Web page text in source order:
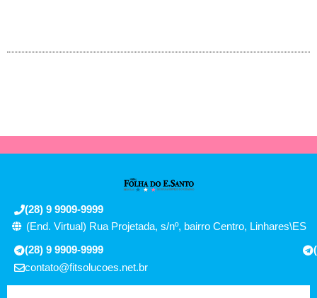
(28) 9 9909-9999
(End. Virtual) Rua Projetada, s/nº, bairro Centro, Linhares\ES
(28) 9 9909-9999
contato@fitsolucoes.net.br